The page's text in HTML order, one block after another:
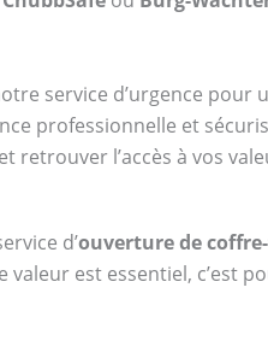
service d’urgence pour
professionnelle et
retrouver l’accès à vos
d’ouverture de
est essentiel, c’est